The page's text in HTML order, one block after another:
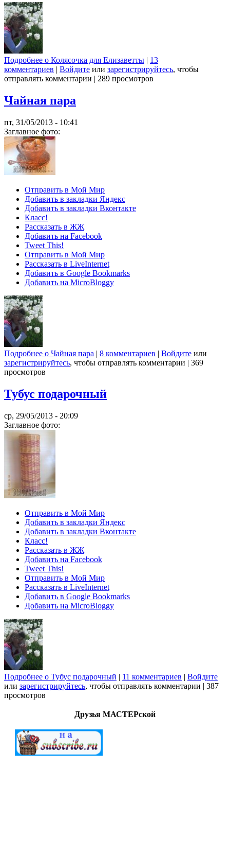
Подробнее о Колясочка для Елизаветты | 13
комментариев | Войдите или зарегистрируйтесь, чтобы
отправлять комментарии | 289 просмотров
Чайная пара
пт, 31/05/2013 - 10:41
Заглавное фото:
Отправить в Мой Мир
Добавить в закладки Яндекс
Добавить в закладки Вконтакте
Класс!
Рассказать в ЖЖ
Добавить на Facebook
Tweet This!
Отправить в Мой Мир
Рассказать в LiveInternet
Добавить в Google Bookmarks
Добавить на MicroBloggy
Подробнее о Чайная пара | 8 комментариев | Войдите или
зарегистрируйтесь, чтобы отправлять комментарии | 369
просмотров
Тубус подарочный
ср, 29/05/2013 - 20:09
Заглавное фото:
Отправить в Мой Мир
Добавить в закладки Яндекс
Добавить в закладки Вконтакте
Класс!
Рассказать в ЖЖ
Добавить на Facebook
Tweet This!
Отправить в Мой Мир
Рассказать в LiveInternet
Добавить в Google Bookmarks
Добавить на MicroBloggy
Подробнее о Тубус подарочный | 11 комментариев | Войдите
или зарегистрируйтесь, чтобы отправлять комментарии | 387
просмотров
Друзья МАСТЕРской